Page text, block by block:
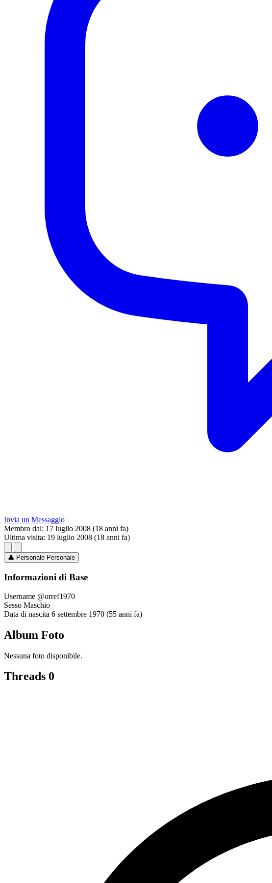
Invia un Messaggio
Membro dal: 17 luglio 2008 (18 anni fa)
Ultima visita: 19 luglio 2008 (18 anni fa)
👤 Personale Personale
Informazioni di Base
Username @orref1970
Sesso Maschio
Data di nascita 6 settembre 1970 (55 anni fa)
Album Foto
Nessuna foto disponibile.
Threads 0